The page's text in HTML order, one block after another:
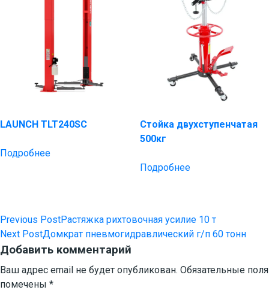
LAUNCH TLT240SC
Подробнее
Стойка двухступенчатая
500кг
Подробнее
Навигация
по
записям
Previous PostРастяжка рихтовочная усилие 10 т
Next PostДомкрат пневмогидравлический г/п 60 тонн
Добавить комментарий
Ваш адрес email не будет опубликован. Обязательные поля
помечены *